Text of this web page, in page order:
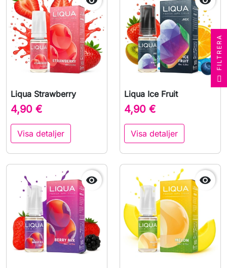
Liqua Strawberry
4,90 €
Visa detaljer
Liqua Ice Fruit
4,90 €
Visa detaljer
 
A